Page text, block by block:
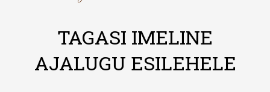
TAGASI IMELINE
AJALUGU ESILEHELE